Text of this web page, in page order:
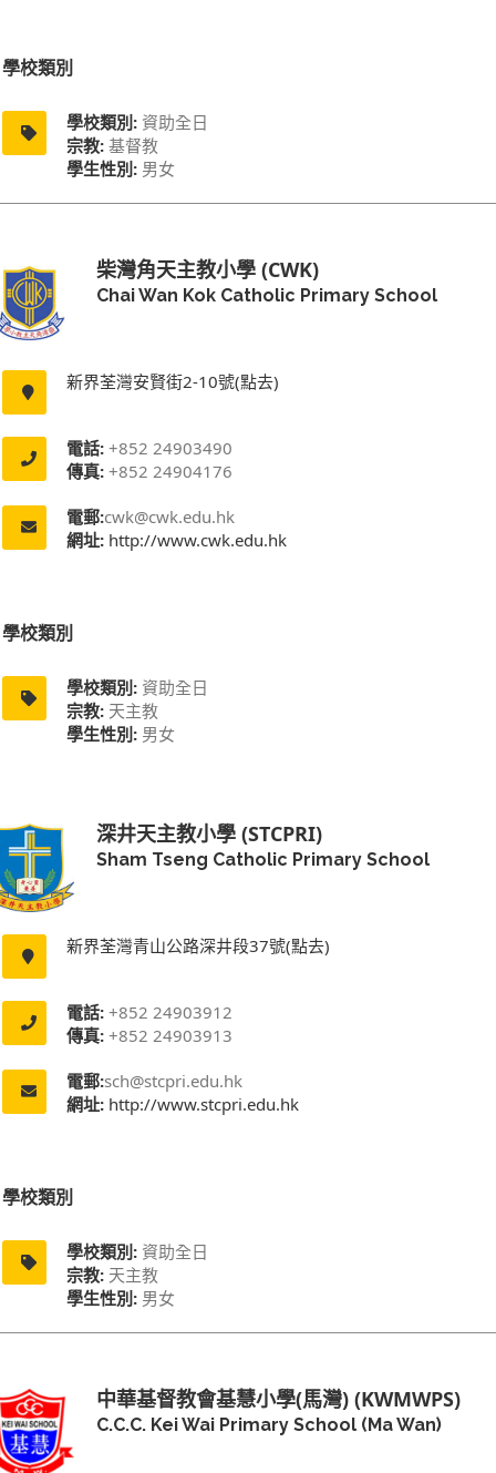
學校類別
學校類別: 資助全日
宗教: 基督教
學生性別: 男女
柴灣角天主教小學 (CWK)
Chai Wan Kok Catholic Primary School
新界荃灣安賢街2-10號(點去)
電話: +852 24903490
傳真: +852 24904176
電郵:cwk@cwk.edu.hk
網址: http://www.cwk.edu.hk
學校類別
學校類別: 資助全日
宗教: 天主教
學生性別: 男女
深井天主教小學 (STCPRI)
Sham Tseng Catholic Primary School
新界荃灣青山公路深井段37號(點去)
電話: +852 24903912
傳真: +852 24903913
電郵:sch@stcpri.edu.hk
網址: http://www.stcpri.edu.hk
學校類別
學校類別: 資助全日
宗教: 天主教
學生性別: 男女
中華基督教會基慧小學(馬灣) (KWMWPS)
C.C.C. Kei Wai Primary School (Ma Wan)